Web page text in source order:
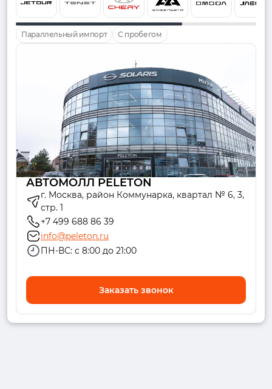
Параллельный импорт С пробегом
АВТОМОЛЛ PELETON
г. Москва, район Коммунарка, квартал № 6, 3,
стр. 1
+7 499 688 86 39
info@peleton.ru
ПН-ВС: с 8:00 до 21:00
Заказать звонок